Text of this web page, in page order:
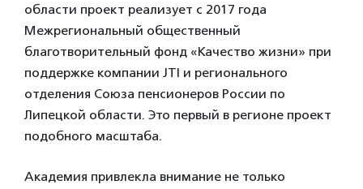
области проект реализует с 2017 года
Межрегиональный общественный
благотворительный фонд «Качество жизни» при
поддержке компании JTI и регионального
отделения Союза пенсионеров России по
Липецкой области. Это первый в регионе проект
подобного масштаба.
Академия привлекла внимание не только